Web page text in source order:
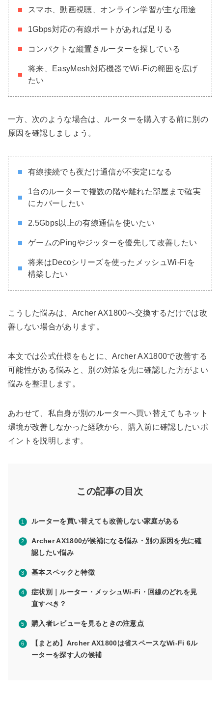
スマホ、動画視聴、オンライン学習が主な用途
1Gbps対応の有線ポートがあれば足りる
コンパクトな縦置きルーターを探している
将来、EasyMesh対応機器でWi-Fiの範囲を広げ
たい
一方、次のような場合は、ルーターを購入する前に別の
原因を確認しましょう。
有線接続でも夜だけ通信が不安定になる
1台のルーターで複数の階や離れた部屋まで確実
にカバーしたい
2.5Gbps以上の有線通信を使いたい
ゲームのPingやジッターを優先して改善したい
将来はDecoシリーズを使ったメッシュWi-Fiを
構築したい
こうした悩みは、Archer AX1800へ交換するだけでは改
善しない場合があります。
本文では公式仕様をもとに、Archer AX1800で改善する
可能性がある悩みと、別の対策を先に確認した方がよい
悩みを整理します。
あわせて、私自身が別のルーターへ買い替えてもネット
環境が改善しなかった経験から、購入前に確認したいポ
イントを説明します。
この記事の目次
ルーターを買い替えても改善しない家庭がある
Archer AX1800が候補になる悩み・別の原因を先に確
認したい悩み
基本スペックと特徴
症状別｜ルーター・メッシュWi-Fi・回線のどれを見
直すべき？
購入者レビューを見るときの注意点
【まとめ】Archer AX1800は省スペースなWi-Fi 6ル
ーターを探す人の候補